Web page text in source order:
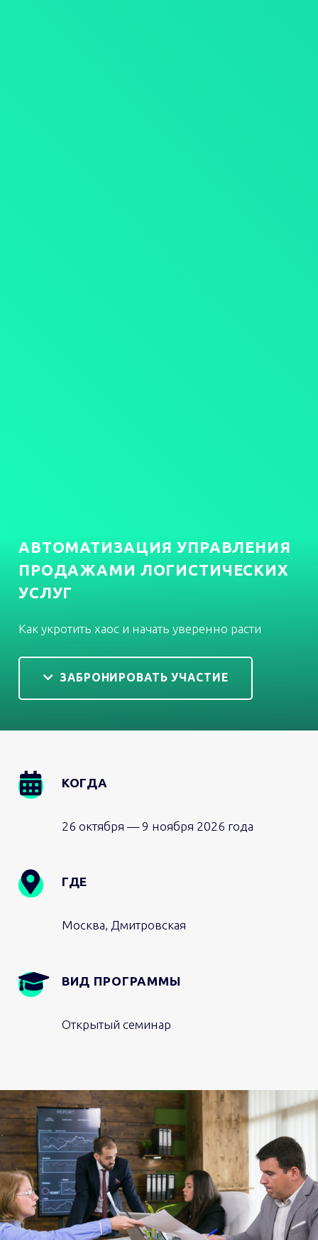
АВТОМАТИЗАЦИЯ УПРАВЛЕНИЯ
ПРОДАЖАМИ ЛОГИСТИЧЕСКИХ
УСЛУГ
Как укротить хаос и начать уверенно расти
ЗАБРОНИРОВАТЬ УЧАСТИЕ
КОГДА
26 октября — 9 ноября 2026 года
ГДЕ
Москва, Дмитровская
ВИД ПРОГРАММЫ
Открытый семинар